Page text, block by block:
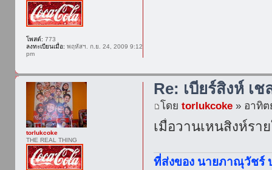
โพสต์: 773
ลงทะเบียนเมื่อ: พฤหัสฯ. ก.ย. 24, 2009 9:12
pm
Re: เบียร์สิงห์ เ
โดยtorlukcoke » อาทิต
เมื่อวานเหนสิงห์รา
ที่ส่งของ นายภาณุวัชร์
torlukcoke
THE REAL THING